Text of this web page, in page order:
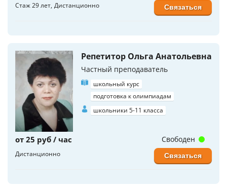
Стаж 29 лет Дистанционно Связаться
Репетитор Ольга Анатольевна
Частный преподаватель
школьный курс
подготовка к олимпиадам
школьники 5-11 класса
от 25 руб / час
Дистанционно
Свободен
Связаться